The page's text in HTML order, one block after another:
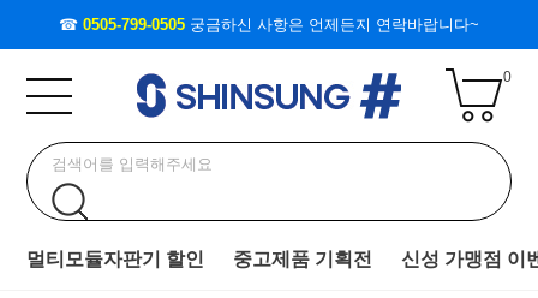
☎ 0505-799-0505 궁금하신 사항은 언제든지 연락바랍니다~
0
멀티모듈자판기 할인 중고제품 기획전 신성 가맹점 이